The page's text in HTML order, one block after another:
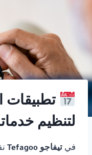
تطبيقات
لتنظيم
في تيفاجو Tefagoo